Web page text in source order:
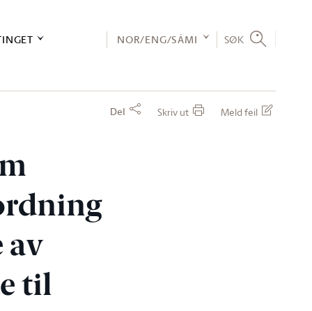
NOR/ENG/SÁMI SØK
Del Skriv ut Meld feil
av
til